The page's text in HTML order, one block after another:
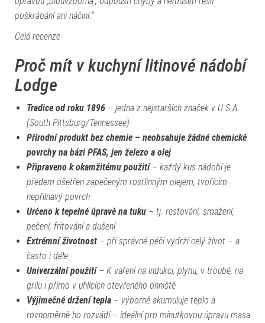
poškrábání ani náčiní.“
Celá recenze
Proč mít v kuchyní litinové nádobí
Lodge
Tradice od roku 1896 – jedna z nejstarších značek v U.S.A.
(South Pittsburg/Tennessee)
Přírodní produkt bez chemie – neobsahuje žádné chemické
povrchy na bázi PFAS, jen železo a olej
Připraveno k okamžitému použití– každý kus nádobí je
předem ošetřen zapečeným rostlinným olejem, tvořícím
nepřilnavý povrch
Určeno k tepelné úpravě na tuku – tj. restování, smažení,
pečení, fritování a dušení
Extrémní životnost – při správné péči vydrží celý život – a
často i déle
Univerzální použití– K vaření na indukci, plynu, v troubě, na
grilu i přímo v uhlících otevřeného ohniště
Výjimečné držení tepla – výborně akumuluje teplo a
rovnoměrně ho rozvádí – ideální pro minutkovou úpravu masa